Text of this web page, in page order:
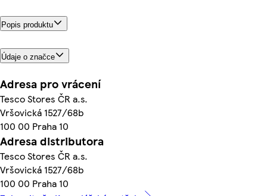
Popis produktu
Údaje o značce
Adresa pro vrácení
Tesco Stores ČR a.s.
Vršovická 1527/68b
100 00 Praha 10
Adresa distributora
Tesco Stores ČR a.s.
Vršovická 1527/68b
100 00 Praha 10